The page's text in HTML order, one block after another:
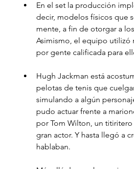
En el set la producción
decir, modelos físicos que
mente, a fin de otorgar a
Asimismo, el equipo utilizó
por gente calificada para
Hugh Jackman está
pelotas de tenis que
simulando a algún
pudo actuar frente a
por Tom Wilton, un
gran actor. Y hasta llegó a
hablaban.